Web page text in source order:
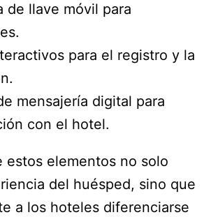
de llave móvil para
para el registro y la
mensajería digital para
con el hotel.
estos elementos no solo
del huésped, sino que
a los hoteles diferenciarse